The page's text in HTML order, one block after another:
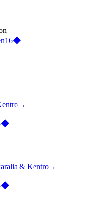
16◆
→
◆
& Kentro→
◆